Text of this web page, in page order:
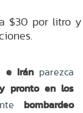
$30 por litro y
e Iránparezca
pronto en los
bombardeo